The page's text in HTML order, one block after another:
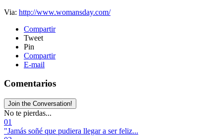
Via: http://www.womansday.com/
Compartir
Tweet
Pin
Compartir
E-mail
Comentarios
Join the Conversation!
No te pierdas...
01
"Jamás soñé que pudiera llegar a ser feliz...